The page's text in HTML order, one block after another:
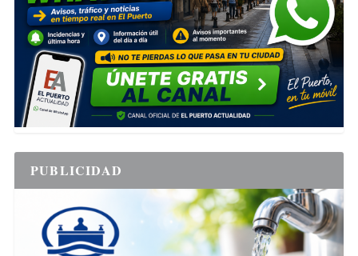
PUBLICIDAD